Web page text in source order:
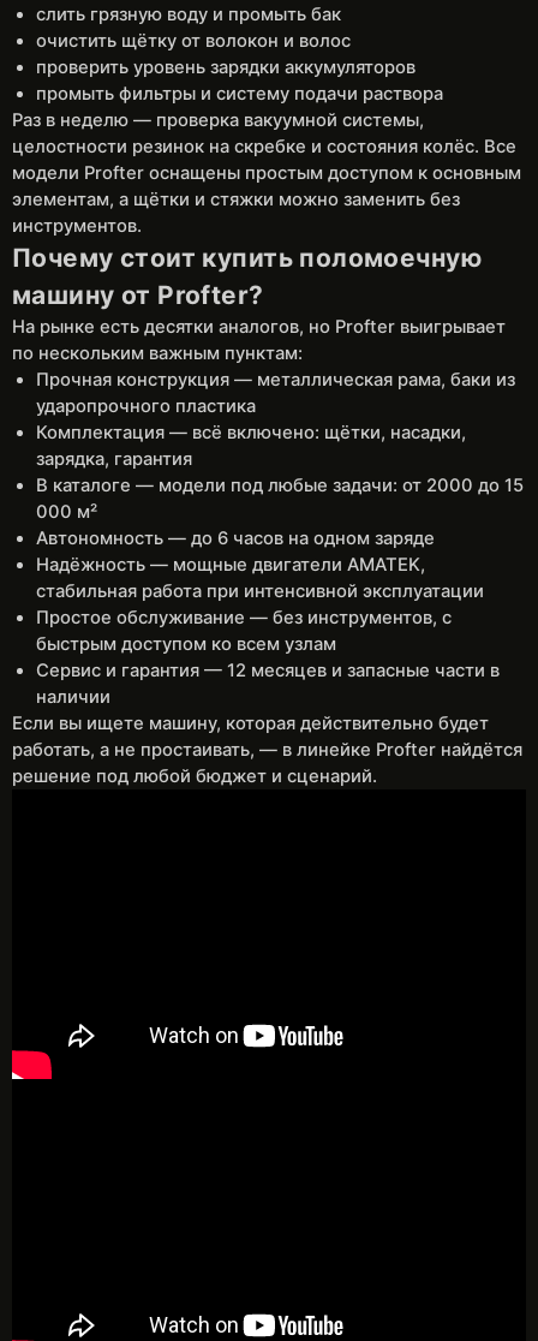
слить грязную воду и промыть бак
очистить щётку от волокон и волос
проверить уровень зарядки аккумуляторов
промыть фильтры и систему подачи раствора
Раз в неделю — проверка вакуумной системы,
целостности резинок на скребке и состояния колёс. Все
модели Profter оснащены простым доступом к основным
элементам, а щётки и стяжки можно заменить без
инструментов.
Почему стоит купить поломоечную
машину от Profter?
На рынке есть десятки аналогов, но Profter выигрывает
по нескольким важным пунктам:
Прочная конструкция — металлическая рама, баки из
ударопрочного пластика
Комплектация — всё включено: щётки, насадки,
зарядка, гарантия
В каталоге — модели под любые задачи: от 2000 до 15
000 м²
Автономность — до 6 часов на одном заряде
Надёжность — мощные двигатели AMATEK,
стабильная работа при интенсивной эксплуатации
Простое обслуживание — без инструментов, с
быстрым доступом ко всем узлам
Сервис и гарантия — 12 месяцев и запасные части в
наличии
Если вы ищете машину, которая действительно будет
работать, а не простаивать, — в линейке Profter найдётся
решение под любой бюджет и сценарий.